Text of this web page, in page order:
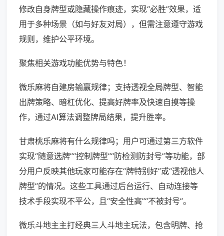
修改自身牌型或隐藏操作痕迹，实现“必胜”效果，适
用于多种场景（如与好友对局），但需注意遵守游戏
规则，维护公平环境。
聚焦相关游戏功能优势与特色！
微乐麻将自建房输赢规律；支持透视全局牌型、智能
出牌策略、暗杠优化、提高好牌率及快速自摸等操
作，通过AI算法调整牌局结果，提升胜率。
甘肃桃乐麻将有什么规律吗；用户可通过第三方软件
实现“随意选牌”“控制牌型”“防检测防封号”等功能，部
分用户反映其他玩家可能存在“牌特别好”或“透视他人
牌型”的情况。这些工具通过后台运行、自动连接等
技术手段实现不平公，且“安全性高”“不被封号”。
微乐斗地主主打经典三人斗地主玩法，包含明牌、抢